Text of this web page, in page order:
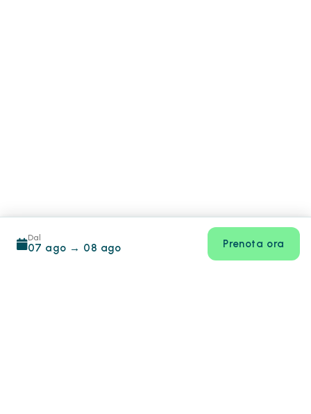
Dal
07 ago → 08 ago Prenota ora